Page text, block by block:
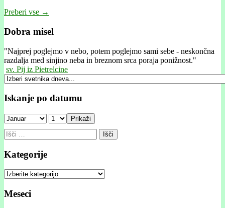
Preberi vse →
Dobra misel
"Najprej poglejmo v nebo, potem poglejmo sami sebe - neskončna
razdalja med sinjino neba in breznom srca poraja ponižnost."
sv. Pij iz Pietrelcine
Iskanje po datumu
Prikaži
Išči:
Kategorije
Kategorije
Meseci